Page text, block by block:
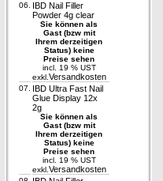
06.
IBD Nail Filler
Powder 4g clear
Sie können als
Gast (bzw mit
Ihrem derzeitigen
Status) keine
Preise sehen
incl. 19 % UST
exkl. Versandkosten
07.
IBD Ultra Fast Nail
Glue Display 12x
2g
Sie können als
Gast (bzw mit
Ihrem derzeitigen
Status) keine
Preise sehen
incl. 19 % UST
exkl. Versandkosten